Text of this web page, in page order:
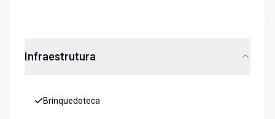
Infraestrutura
Brinquedoteca